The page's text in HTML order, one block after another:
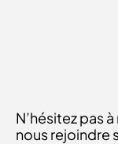
N’hésitez pas
nous rejoindre